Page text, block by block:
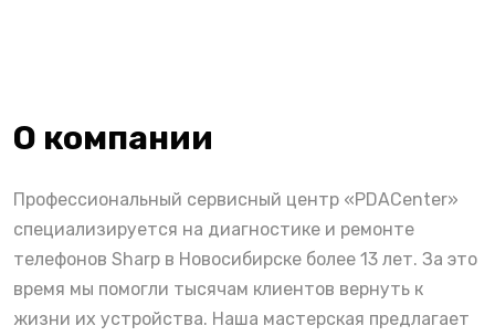
О компании
Профессиональный сервисный центр «PDACenter»
специализируется на диагностике и ремонте
телефонов Sharp в Новосибирске более 13 лет. За это
время мы помогли тысячам клиентов вернуть к
жизни их устройства. Наша мастерская предлагает